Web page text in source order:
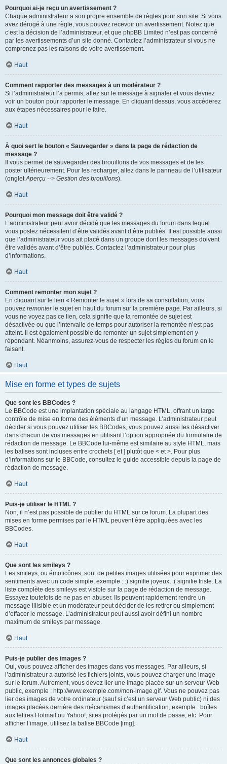
Pourquoi ai-je reçu un avertissement ?
Chaque administrateur a son propre ensemble de règles pour son site. Si vous
avez dérogé à une règle, vous pouvez recevoir un avertissement. Notez que
c’est la décision de l’administrateur, et que phpBB Limited n’est pas concerné
par les avertissements d’un site donné. Contactez l’administrateur si vous ne
comprenez pas les raisons de votre avertissement.
Haut
Comment rapporter des messages à un modérateur ?
Si l’administrateur l’a permis, allez sur le message à signaler et vous devriez
voir un bouton pour rapporter le message. En cliquant dessus, vous accéderez
aux étapes nécessaires pour le faire.
Haut
À quoi sert le bouton « Sauvegarder » dans la page de rédaction de
message ?
Il vous permet de sauvegarder des brouillons de vos messages et de les
poster ultérieurement. Pour les recharger, allez dans le panneau de l’utilisateur
(ongletAperçu --> Gestion des brouillons).
Haut
Pourquoi mon message doit être validé ?
L’administrateur peut avoir décidé que les messages du forum dans lequel
vous postez nécessitent d’être validés avant d’être publiés. Il est possible aussi
que l’administrateur vous ait placé dans un groupe dont les messages doivent
être validés avant d’être publiés. Contactez l’administrateur pour plus
d’informations.
Haut
Comment remonter mon sujet ?
En cliquant sur le lien « Remonter le sujet » lors de sa consultation, vous
pouvez remonterle sujet en haut du forum sur la première page. Par ailleurs, si
vous ne voyez pas ce lien, cela signifie que la remontée de sujet est
désactivée ou que l’intervalle de temps pour autoriser la remontée n’est pas
atteint. Il est également possible de remonter un sujet simplement en y
répondant. Néanmoins, assurez-vous de respecter les règles du forum en le
faisant.
Haut
Mise en forme et types de sujets
Que sont les BBCodes ?
Le BBCode est une implantation spéciale au langage HTML, offrant un large
contrôle de mise en forme des éléments d’un message. L’administrateur peut
décider si vous pouvez utiliser les BBCodes, vous pouvez aussi les désactiver
dans chacun de vos messages en utilisant l’option appropriée du formulaire de
rédaction de message. Le BBCode lui-même est similaire au style HTML, mais
les balises sont incluses entre crochets [ et ] plutôt que < et >. Pour plus
d’informations sur le BBCode, consultez le guide accessible depuis la page de
rédaction de message.
Haut
Puis-je utiliser le HTML ?
Non, il n’est pas possible de publier du HTML sur ce forum. La plupart des
mises en forme permises par le HTML peuvent être appliquées avec les
BBCodes.
Haut
Que sont les smileys ?
Les smileys, ou émoticônes, sont de petites images utilisées pour exprimer des
sentiments avec un code simple, exemple : :) signifie joyeux, :( signifie triste. La
liste complète des smileys est visible sur la page de rédaction de message.
Essayez toutefois de ne pas en abuser. Ils peuvent rapidement rendre un
message illisible et un modérateur peut décider de les retirer ou simplement
d’effacer le message. L’administrateur peut aussi avoir défini un nombre
maximum de smileys par message.
Haut
Puis-je publier des images ?
Oui, vous pouvez afficher des images dans vos messages. Par ailleurs, si
l’administrateur a autorisé les fichiers joints, vous pouvez charger une image
sur le forum. Autrement, vous devez lier une image placée sur un serveur Web
public, exemple : http://www.exemple.com/mon-image.gif. Vous ne pouvez pas
lier des images de votre ordinateur (sauf si c’est un serveur Web public) ni des
images placées derrière des mécanismes d’authentification, exemple : boîtes
aux lettres Hotmail ou Yahoo!, sites protégés par un mot de passe, etc. Pour
afficher l’image, utilisez la balise BBCode [img].
Haut
Que sont les annonces globales ?